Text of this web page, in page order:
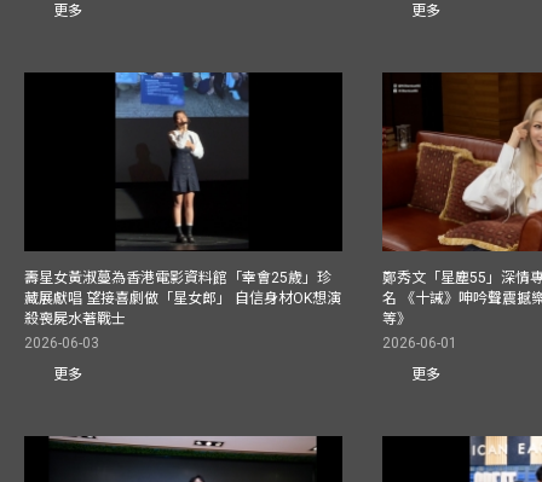
更多
更多
壽星女黃淑蔓為香港電影資料館「幸會25歲」珍
藏展獻唱 望接喜劇做「星女郎」 自信身材OK想演
殺喪屍水著戰士
2026-06-03
更多
鄭秀文「星塵55」深情
名 《十誡》呻吟聲震撼
等》
2026-06-01
更多